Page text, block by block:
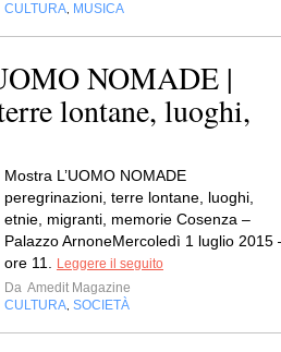
CULTURA MUSICA
NOMADE |
lontane, luoghi,
Mostra L’UOMO NOMADE
peregrinazioni, terre lontane, luoghi,
etnie, migranti, memorie Cosenza –
Palazzo ArnoneMercoledì 1 luglio 2015
ore 11.
Leggere il seguito
Da Amedit Magazine
CULTURA SOCIETÀ